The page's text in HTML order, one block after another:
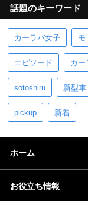
話題のキーワード
カーラバ女子 モ
エピソード カー
sotoshiru 新型車
pickup 新着
ホーム
お役立ち情報